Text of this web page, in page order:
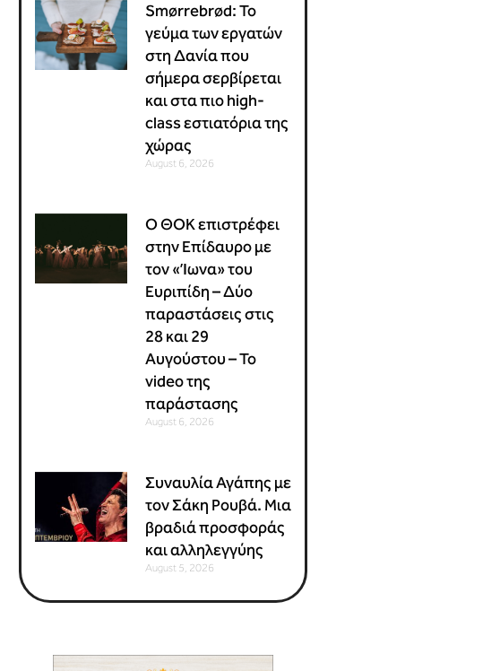
Smørrebrød: Το
γεύμα των εργατών
στη Δανία που
σήμερα σερβίρεται
και στα πιο high-
class εστιατόρια της
χώρας
August 6, 2026
Ο ΘΟΚ επιστρέφει
στην Επίδαυρο με
τον «Ίωνα» του
Ευριπίδη – Δύο
παραστάσεις στις
28 και 29
Αυγούστου – Το
video της
παράστασης
August 6, 2026
Συναυλία Αγάπης με
τον Σάκη Ρουβά. Μια
βραδιά προσφοράς
και αλληλεγγύης
August 5, 2026